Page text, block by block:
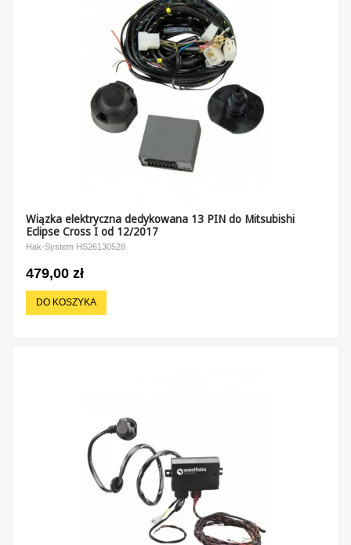
Wiązka elektryczna dedykowana 13 PIN do Mitsubishi
Eclipse Cross I od 12/2017
Hak-System HS26130528
479,00 zł
DO KOSZYKA